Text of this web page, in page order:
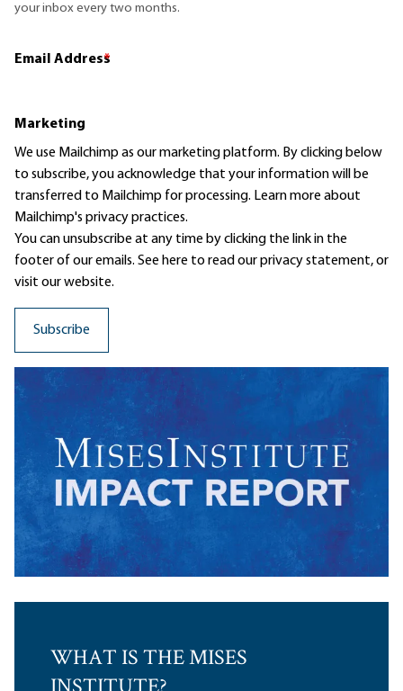
your inbox every two months.
Email Address
*
Marketing
We use Mailchimp as our marketing platform. By clicking below
to subscribe, you acknowledge that your information will be
transferred to Mailchimp for processing. Learn moreabout
Mailchimp's privacy practices.
You can unsubscribe at any time by clicking the link in the
footer of our emails. See here to read ourprivacy statement, or
visit our website.
WHAT IS THE MISES